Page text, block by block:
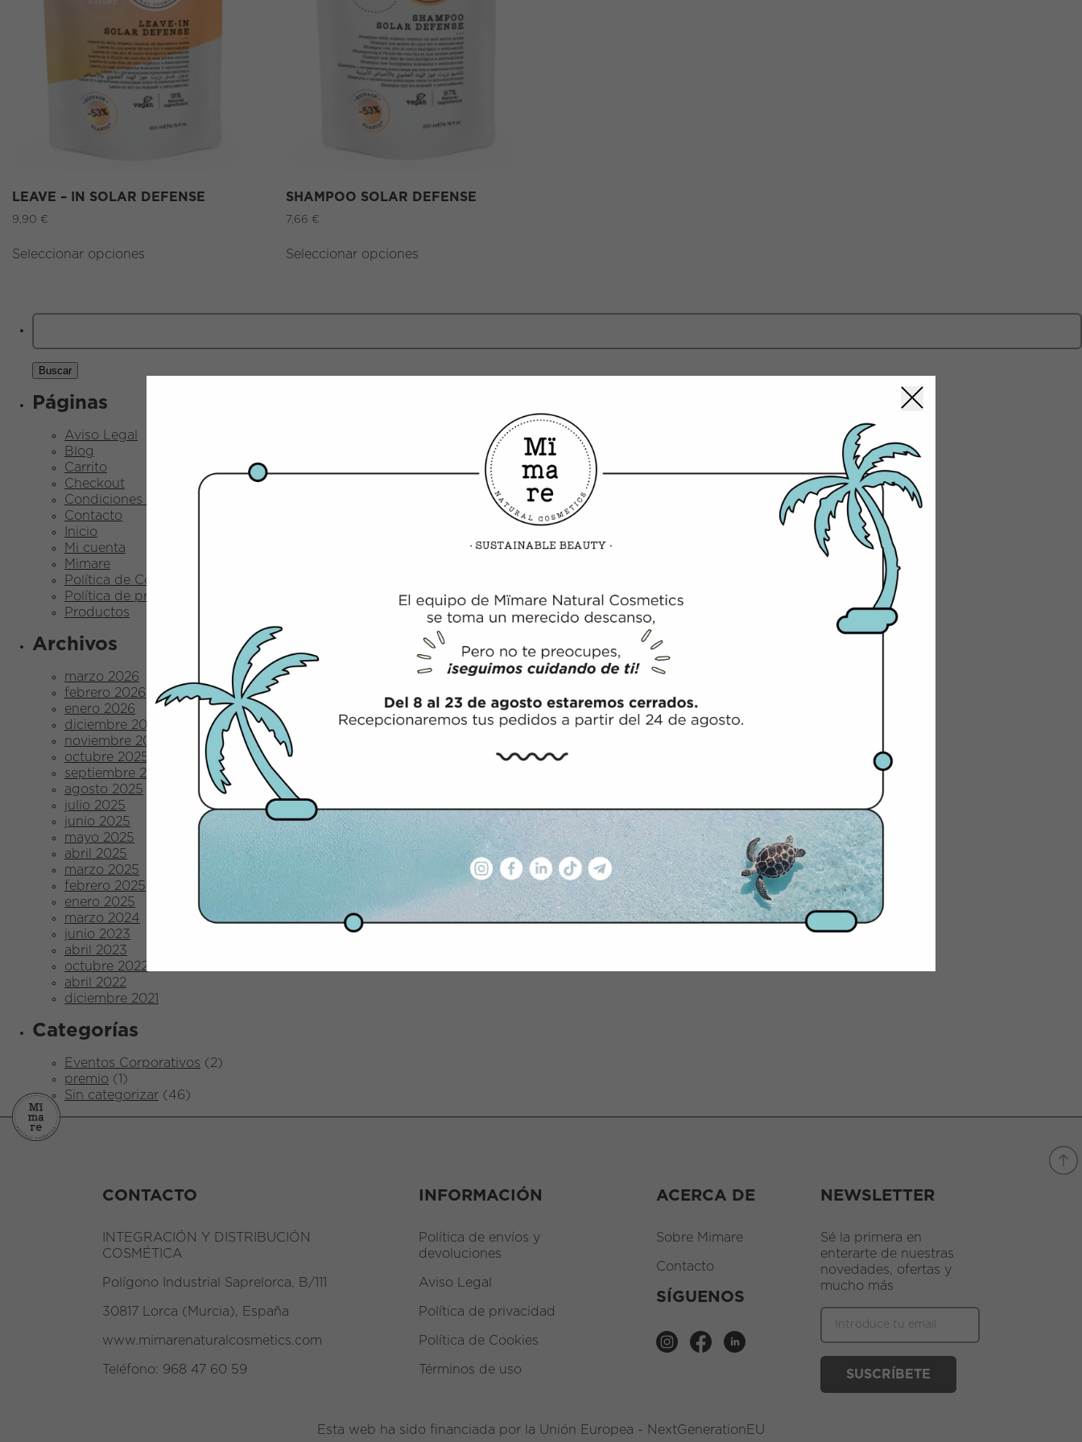
LEAVE – IN SOLAR DEFENSE
9,90 €
Seleccionar opciones
SHAMPOO SOLAR DEFENSE
7,66 €
Seleccionar opciones
Buscar:
Páginas
Aviso Legal
Blog
Carrito
Checkout
Condiciones Generales
Contacto
Inicio
Mi cuenta
Mimare
Política de Cookies
Política de privacidad
Productos
Archivos
marzo 2026
febrero 2026
enero 2026
diciembre 2025
noviembre 2025
octubre 2025
septiembre 2025
agosto 2025
julio 2025
junio 2025
mayo 2025
abril 2025
marzo 2025
febrero 2025
enero 2025
marzo 2024
junio 2023
abril 2023
octubre 2022
abril 2022
diciembre 2021
Categorías
Eventos Corporativos (2)
premio (1)
Sin categorizar (46)
CONTACTO
INTEGRACIÓN Y DISTRIBUCIÓN
COSMÉTICA
Polígono Industrial Saprelorca, B/111
30817 Lorca (Murcia), España
www.mimarenaturalcosmetics.com
Teléfono: 968 47 60 59
INFORMACIÓN
Política de envíos y
devoluciones
Aviso Legal
Política de privacidad
Política de Cookies
Términos de uso
ACERCA DE
Sobre Mimare
Contacto
SÍGUENOS
NEWSLETTER
Sé la primera en
enterarte de nuestras
novedades, ofertas y
mucho más
Esta web ha sido financiada por la Unión Europea - NextGenerationEU